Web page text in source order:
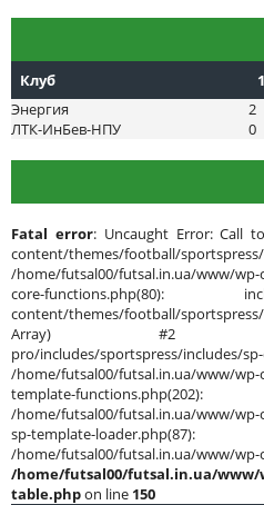
Клуб
Энергия
2
ЛТК-ИнБев-НПУ
0
Fatal error: Uncaught Error: Call
content/themes/football/
/home/futsal00/futsal.in.ua/www/
core-functions.php(80):
content/themes/football/
Array) #2 /home/futsal00/
pro/includes/sportspress/
/home/futsal00/futsal.in.ua/www/
template-
/home/futsal00/futsal.in.ua/www/
sp-template-
/home/futsal00/
/home/futsal00/futsal.in.ua/
table.phpon line 150